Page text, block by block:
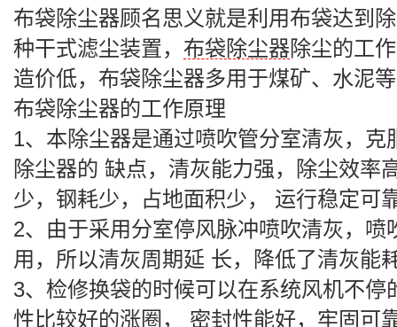
布袋除尘器顾名思义就是利用布袋达到
种干式滤尘装置， 布袋除尘器除尘的工
造价低， 布袋除尘器多用于煤矿、水泥
布袋除尘器的工作原理
1、本除尘器是通过喷吹管分室清灰，克
除尘器的 缺点，清灰能力强，除尘效率
少，钢耗少，占地面积少， 运行稳定可
2、由于采用分室停风脉冲喷吹清灰，
用，所以清灰周期延 长，降低了清灰能
3、检修换袋的时候可以在系统风机不
性比较好的涨圈， 密封性能好，牢固可